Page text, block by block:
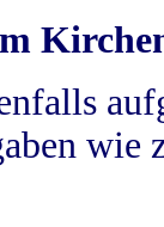
wie